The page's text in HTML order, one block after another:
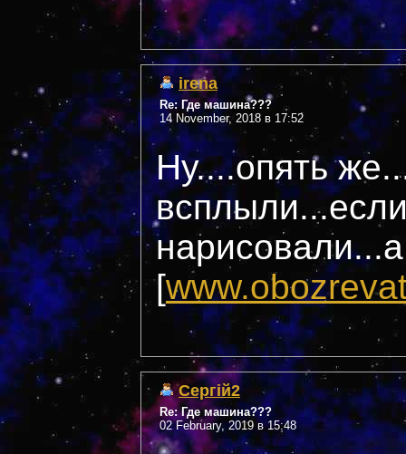
irena
Re: Где машина???
14 November, 2018 в 17:52
Ну....опять
[
Сергій2
Re: Где машина???
02 February, 2019 в 15:48